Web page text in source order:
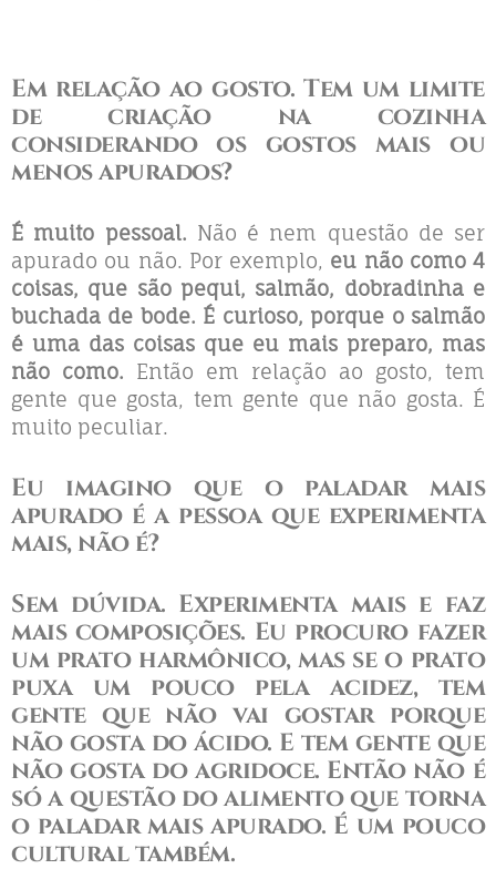
Em relação ao gosto. Tem um limite
de criação na cozinha
considerando os gostos mais ou
menos apurados?
É muito pessoal. Não é nem questão de ser
apurado ou não. Por exemplo, eu não como 4
coisas, que são pequi, salmão, dobradinha e
buchada de bode. É curioso, porque o salmão
é uma das coisas que eu mais preparo, mas
não como. Então em relação ao gosto, tem
gente que gosta, tem gente que não gosta. É
muito peculiar.
Eu imagino que o paladar mais
apurado é a pessoa que experimenta
mais, não é?
Sem dúvida. Experimenta mais e faz
mais composições. Eu procuro fazer
um prato harmônico, mas se o prato
puxa um pouco pela acidez, tem
gente que não vai gostar porque
não gosta do ácido. E tem gente que
não gosta do agridoce. Então não é
só a questão do alimento que torna
o paladar mais apurado. É um pouco
cultural também.